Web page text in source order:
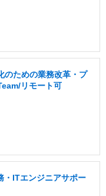
のための業務改革・プ
リモート可
・ITエンジニアサポー